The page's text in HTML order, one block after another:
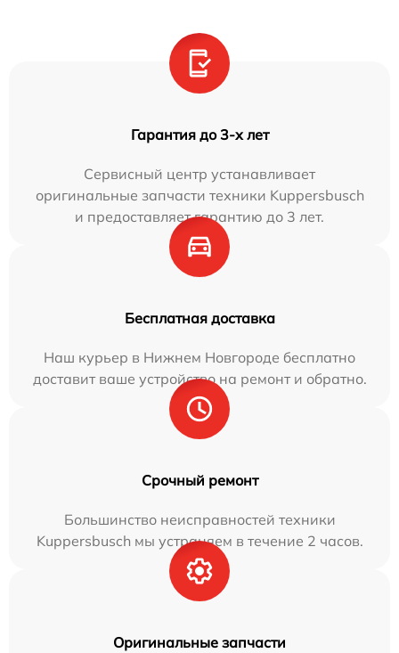
Гарантия до 3-х лет
Сервисный центр устанавливает
оригинальные запчасти техники Kuppersbusch
и предоставляет гарантию до 3 лет.
Бесплатная доставка
Наш курьер в Нижнем Новгороде бесплатно
доставит ваше устройство на ремонт и обратно.
Срочный ремонт
Большинство неисправностей техники
Kuppersbusch мы устраняем в течение 2 часов.
Оригинальные запчасти